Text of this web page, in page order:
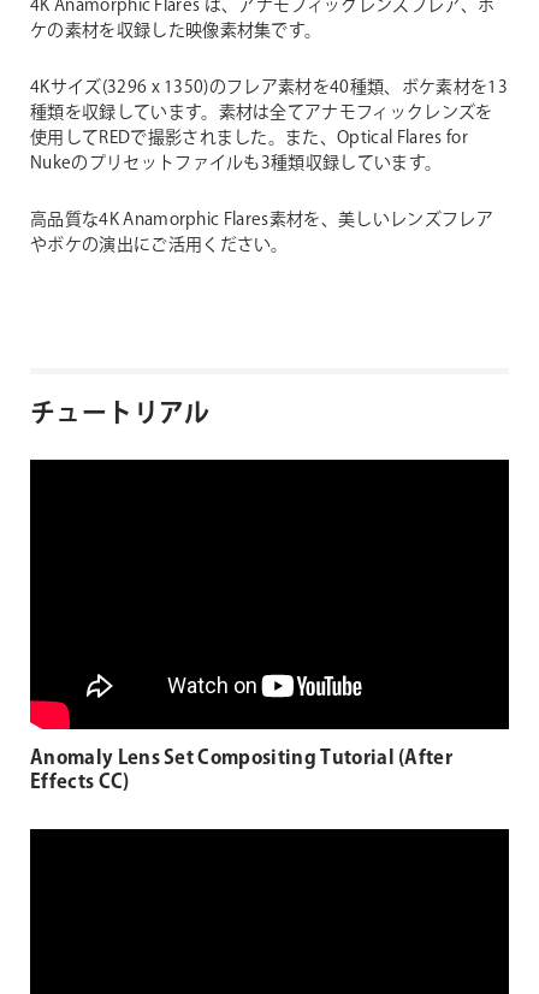
4K Anamorphic Flares は、アナモフィックレンズフレア、ボ
ケの素材を収録した映像素材集です。
4Kサイズ(3296 x 1350)のフレア素材を40種類、ボケ素材を13
種類を収録しています。素材は全てアナモフィックレンズを
使用してREDで撮影されました。また、Optical Flares for
Nukeのプリセットファイルも3種類収録しています。
高品質な4K Anamorphic Flares素材を、美しいレンズフレア
やボケの演出にご活用ください。
チュートリアル
Anomaly Lens Set Compositing Tutorial (After
Effects CC)